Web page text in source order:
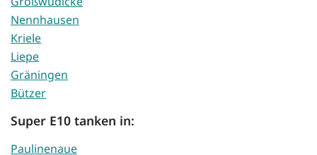
Nennhausen
Kriele
Liepe
Gräningen
Bützer
Super E10 tanken in:
Paulinenaue